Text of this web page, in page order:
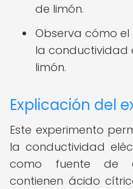
de limón.
Observa cómo el
la conductividad
limón.
Explicación del
Este experimento
la conductividad
como fuente de
contienen ácido